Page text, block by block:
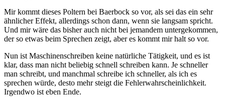
Mir kommt dieses Poltern bei Baerbock so vor, als sei das ein sehr
ähnlicher Effekt, allerdings schon dann, wenn sie langsam spricht.
Und mir wäre das bisher auch nicht bei jemandem untergekommen,
der so etwas beim Sprechen zeigt, aber es kommt mir halt so vor.
Nun ist Maschinenschreiben keine natürliche Tätigkeit, und es ist
klar, dass man nicht beliebig schnell schreiben kann. Je schneller
man schreibt, und manchmal schreibe ich schneller, als ich es
sprechen würde, desto mehr steigt die Fehlerwahrscheinlichkeit.
Irgendwo ist eben Ende.